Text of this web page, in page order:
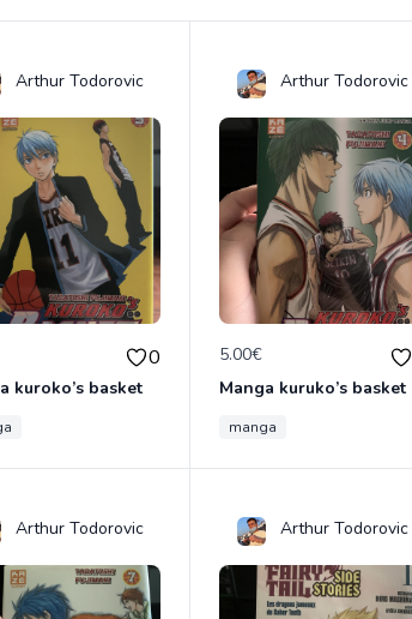
Arthur Todorovic
0
kuroko’s basket
Arthur Todorovic
5.00€
Manga kuruko’s basket
manga
Arthur Todorovic Arthur Todorovic